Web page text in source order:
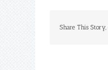
Share This